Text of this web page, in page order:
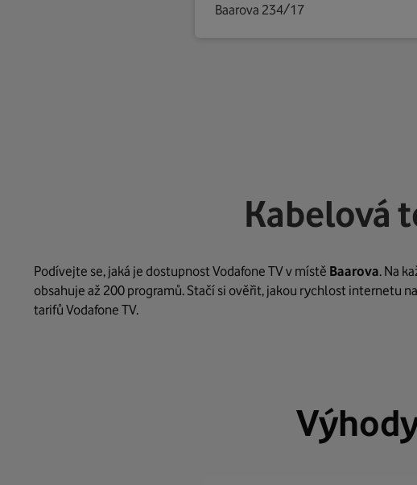
Baarova 234/17
Kabelová
Podívejte se, jaká je dostupnost Vodafone TV v místě Baarova. Na
obsahuje až 200 programů. Stačí si ověřit, jakou rychlost internetu
tarifů Vodafone TV.